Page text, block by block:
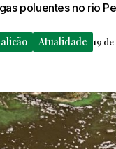
poluentes no rio
Atualidade 19